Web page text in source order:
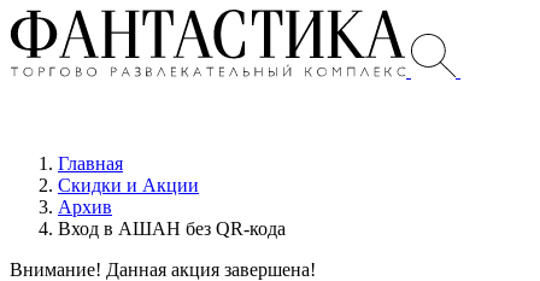
Главная
Скидки и Акции
Архив
Вход в АШАН без QR-кода
Внимание! Данная акция завершена!